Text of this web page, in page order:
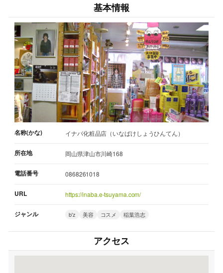
基本情報
名称(かな) イナバ化粧品店（いなばけしょうひんてん）
所在地 岡山県津山市川崎168
電話番号 0868261018
URL https://inaba.e-tsuyama.com/
ジャンル b'z 美容 コスメ 稲葉浩志
アクセス